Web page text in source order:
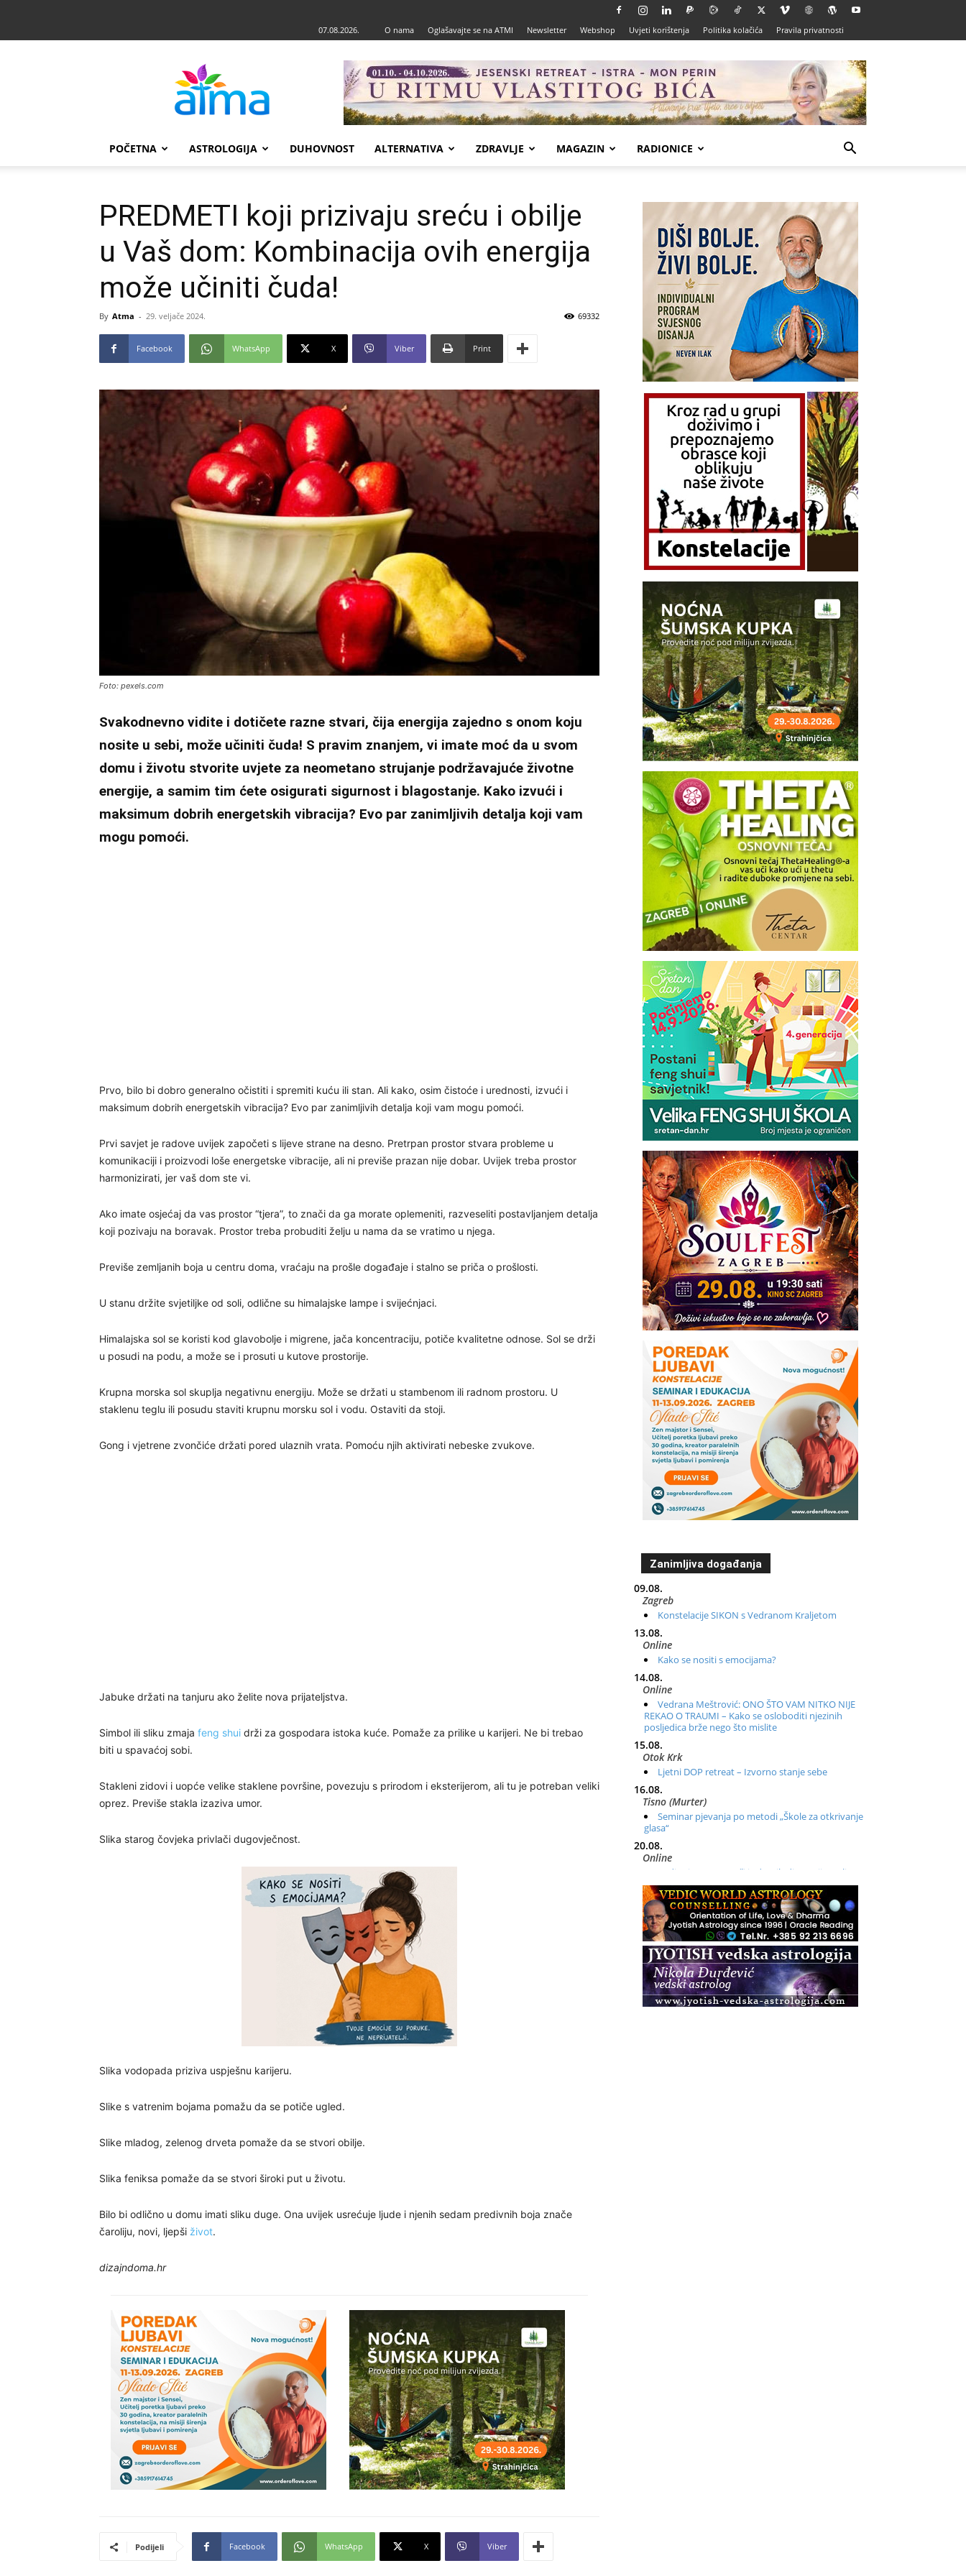
07.08.2026. O nama Oglašavajte se na ATMI Newsletter Webshop Uvjeti korištenja Politika kolačića Pravila privatnosti
POČETNA ASTROLOGIJA DUHOVNOST ALTERNATIVA ZDRAVLJE MAGAZIN RADIONICE
PREDMETI koji prizivaju sreću i obilje
u Vaš dom: Kombinacija ovih energija
može učiniti čuda!
By Atma - 29. veljače 2024. 69332
Facebook WhatsApp X Viber Print
Foto: pexels.com
Svakodnevno vidite i dotičete razne stvari, čija energija zajedno s onom koju
nosite u sebi, može učiniti čuda! S pravim znanjem, vi imate moć da u svom
domu i životu stvorite uvjete za neometano strujanje podržavajuće životne
energije, a samim tim ćete osigurati sigurnost i blagostanje. Kako izvući i
maksimum dobrih energetskih vibracija? Evo par zanimljivih detalja koji vam
mogu pomoći.
Prvo, bilo bi dobro generalno očistiti i spremiti kuću ili stan. Ali kako, osim čistoće i urednosti, izvući i
maksimum dobrih energetskih vibracija? Evo par zanimljivih detalja koji vam mogu pomoći.
Prvi savjet je radove uvijek započeti s lijeve strane na desno. Pretrpan prostor stvara probleme u
komunikaciji i proizvodi loše energetske vibracije, ali ni previše prazan nije dobar. Uvijek treba prostor
harmonizirati, jer vaš dom ste vi.
Ako imate osjećaj da vas prostor “tjera”, to znači da ga morate oplemeniti, razveseliti postavljanjem detalja
koji pozivaju na boravak. Prostor treba probuditi želju u nama da se vratimo u njega.
Previše zemljanih boja u centru doma, vraćaju na prošle događaje i stalno se priča o prošlosti.
U stanu držite svjetiljke od soli, odlične su himalajske lampe i svijećnjaci.
Himalajska sol se koristi kod glavobolje i migrene, jača koncentraciju, potiče kvalitetne odnose. Sol se drži
u posudi na podu, a može se i prosuti u kutove prostorije.
Krupna morska sol skuplja negativnu energiju. Može se držati u stambenom ili radnom prostoru. U
staklenu teglu ili posudu staviti krupnu morsku sol i vodu. Ostaviti da stoji.
Gong i vjetrene zvončiće držati pored ulaznih vrata. Pomoću njih aktivirati nebeske zvukove.
Jabuke držati na tanjuru ako želite nova prijateljstva.
Simbol ili sliku zmaja feng shui drži za gospodara istoka kuće. Pomaže za prilike u karijeri. Ne bi trebao
biti u spavaćoj sobi.
Stakleni zidovi i uopće velike staklene površine, povezuju s prirodom i eksterijerom, ali tu je potreban veliki
oprez. Previše stakla izaziva umor.
Slika starog čovjeka privlači dugovječnost.
Slika vodopada priziva uspješnu karijeru.
Slike s vatrenim bojama pomažu da se potiče ugled.
Slike mladog, zelenog drveta pomaže da se stvori obilje.
Slika feniksa pomaže da se stvori široki put u životu.
Bilo bi odlično u domu imati sliku duge. Ona uvijek usrećuje ljude i njenih sedam predivnih boja znače
čaroliju, novi, ljepši život.
dizajndoma.hr
Podijeli Facebook WhatsApp X Viber
Zanimljiva događanja
09.08.
Zagreb
Konstelacije SIKON s Vedranom Kraljetom
13.08.
Online
Kako se nositi s emocijama?
14.08.
Online
Vedrana Meštrović: ONO ŠTO VAM NITKO NIJE
REKAO O TRAUMI – Kako se osloboditi njezinih
posljedica brže nego što mislite
15.08.
Otok Krk
Ljetni DOP retreat – Izvorno stanje sebe
16.08.
Tisno (Murter)
Seminar pjevanja po metodi „Škole za otkrivanje
glasa“
20.08.
Online
Radionica: Pomagači iz drugih dimenzija Online –
otvoreno za sve
21.08.
Zagreb+Online
Osnovni ThetaHealing® tečaj, Zagreb i Online
22.08.
Pula
Access BARS®, otpusti stres
23.08.
Pula